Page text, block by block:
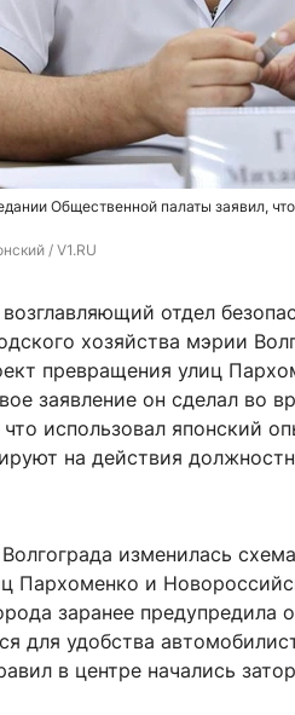
Общественной палаты заявил,
/ V1.RU
отдел
хозяйства мэрии
превращения улиц
заявление он сделал во
использовал японский
на действия
изменилась
Пархоменко и
заранее предупредила
для удобства
в центре начались